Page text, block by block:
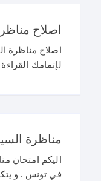
اصلاح
لإتمامك
مناظرة السيزيام 2026